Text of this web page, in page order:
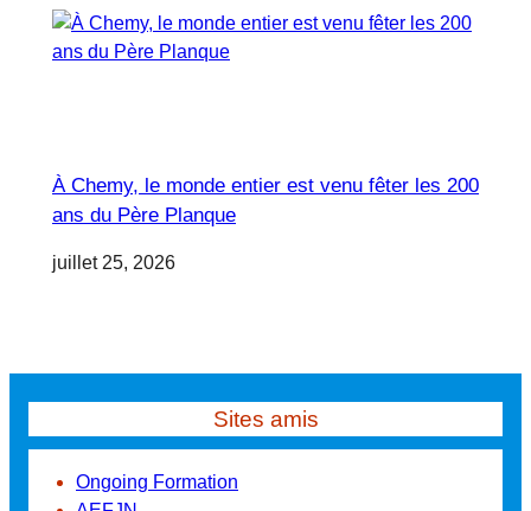
À Chemy, le monde entier est venu fêter les 200
ans du Père Planque
juillet 25, 2026
Sites amis
Ongoing Formation